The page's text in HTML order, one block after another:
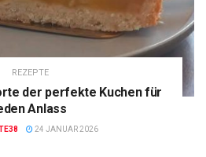
REZEPTE
der perfekte Kuchen für
Anlass
24 JANUAR 2026